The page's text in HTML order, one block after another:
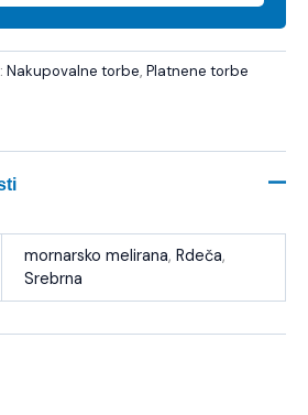
Nakupovalne torbe, Platnene torbe
mornarsko melirana, Rdeča,
Srebrna